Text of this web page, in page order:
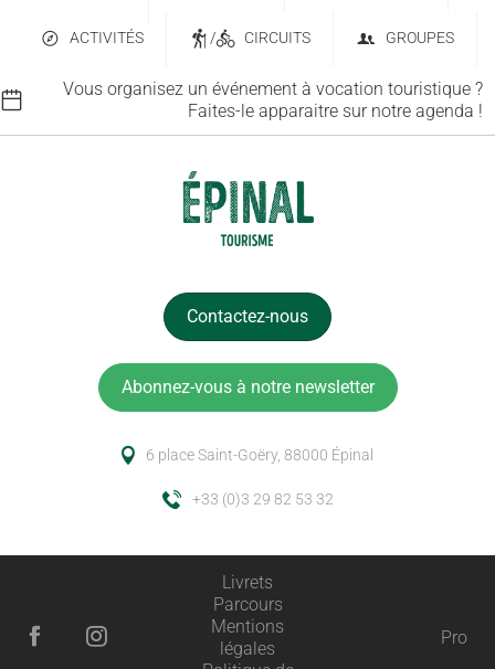
ACTIVITÉS / CIRCUITS GROUPES
Vous organisez un événement à vocation touristique ?
Faites-le apparaitre sur notre agenda !
Contactez-nous
Abonnez-vous à notre newsletter
6 place Saint-Goëry, 88000 Épinal
+33 (0)3 29 82 53 32
Livrets
Parcours
Mentions
légales
Pro